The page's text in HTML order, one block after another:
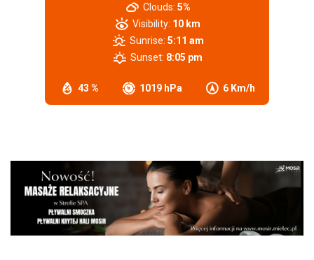
43 % 1019 hPa 6 Km/h
Clouds: 5%
Visibility: 10 km
Sunrise: 5:11 am
Sunset: 8:05 pm